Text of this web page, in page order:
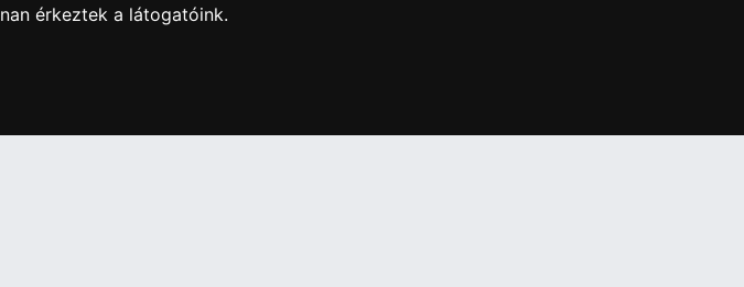
érkeztek a látogatóink.
köteles a fogyasztó részére ingyenes adattörlő kódot biztosítani.